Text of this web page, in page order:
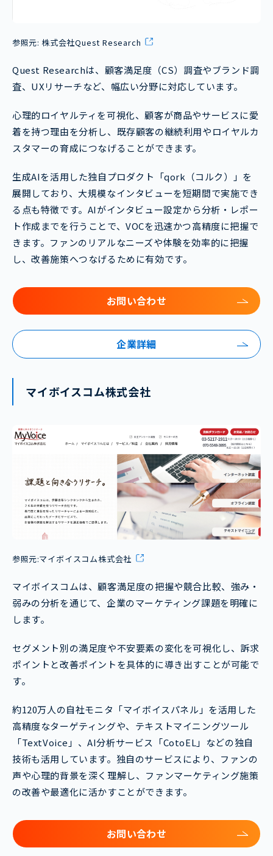
参照元: 株式会社Quest Research
Quest Researchは、顧客満足度（CS）調査やブランド調
査、UXリサーチなど、幅広い分野に対応しています。
心理的ロイヤルティを可視化、顧客が商品やサービスに愛
着を持つ理由を分析し、既存顧客の継続利用やロイヤルカ
スタマーの育成につなげることができます。
生成AIを活用した独自プロダクト「qork（コルク）」を
展開しており、大規模なインタビューを短期間で実施でき
る点も特徴です。AIがインタビュー設定から分析・レポー
ト作成までを行うことで、VOCを迅速かつ高精度に把握で
きます。ファンのリアルなニーズや体験を効率的に把握
し、改善施策へつなげるために有効です。
お問い合わせ
企業詳細
マイボイスコム株式会社
参照元:マイボイスコム株式会社
マイボイスコムは、顧客満足度の把握や競合比較、強み・
弱みの分析を通じて、企業のマーケティング課題を明確に
します。
セグメント別の満足度や不安要素の変化を可視化し、訴求
ポイントと改善ポイントを具体的に導き出すことが可能で
す。
約120万人の自社モニタ「マイボイスパネル」を活用した
高精度なターゲティングや、テキストマイニングツール
「TextVoice」、AI分析サービス「CotoEL」などの独自
技術も活用しています。独自のサービスにより、ファンの
声や心理的背景を深く理解し、ファンマーケティング施策
の改善や最適化に活かすことができます。
お問い合わせ